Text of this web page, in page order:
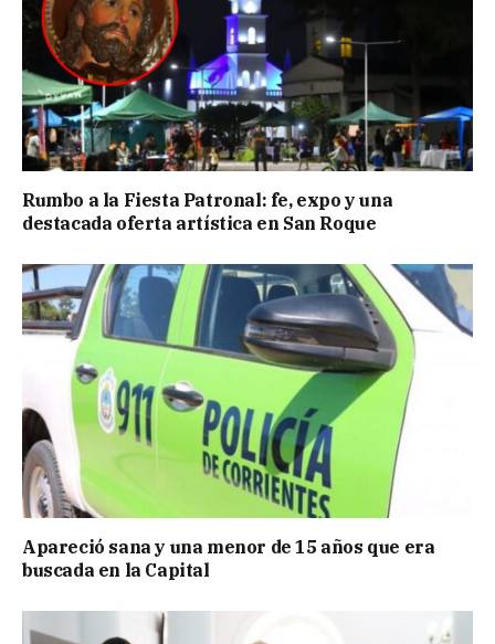
Rumbo a la Fiesta Patronal: fe, expo y una
destacada oferta artística en San Roque
Apareció sana y una menor de 15 años que era
buscada en la Capital